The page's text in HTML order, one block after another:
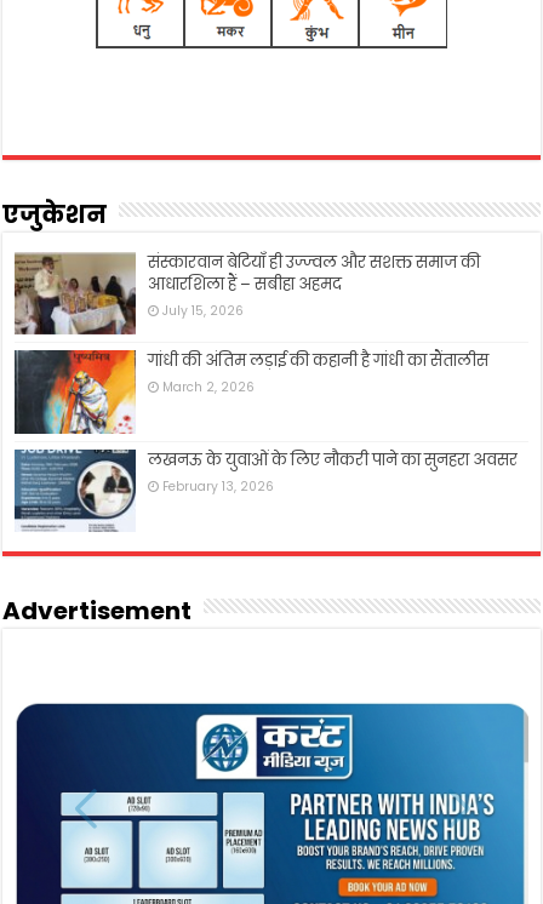
एजुकेशन
संस्कारवान बेटियाँ ही उज्ज्वल और सशक्त समाज की
आधारशिला हैं – सबीहा अहमद
July 15, 2026
गांधी की अंतिम लड़ाई की कहानी है गांधी का सैंतालीस
March 2, 2026
लखनऊ के युवाओं के लिए नौकरी पाने का सुनहरा अवसर
February 13, 2026
Advertisement